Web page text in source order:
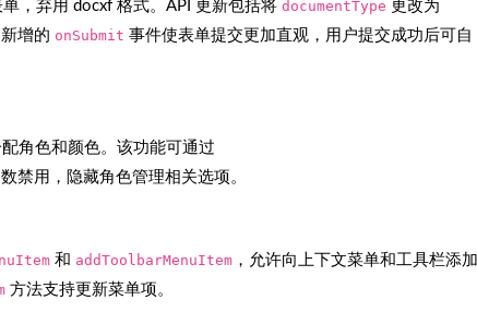
，弃用 docxf 格式。API 更新包括将 documentType 更改为
增的 onSubmit 事件使表单提交更加直观，用户提交成功后可自
角色和颜色。该功能可通过
禁用，隐藏角色管理相关选项。
和 addToolbarMenuItem ，允许向上下文菜单和工具栏添加
方法支持更新菜单项。